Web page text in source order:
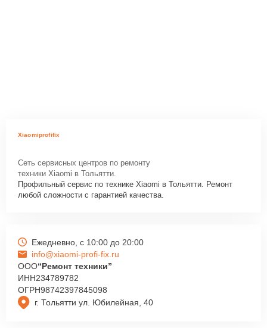
Xiaomiprofifix
Сеть сервисных центров по ремонту
техники Xiaomi в Тольятти.
Профильный сервис по технике Xiaomi в Тольятти. Ремонт
любой сложности с гарантией качества.
г. Тольятти ул. Юбилейная, 40
Ежедневно, с 10:00 до 20:00
info@xiaomi-profi-fix.ru
ООО“Ремонт техники”
ИНН234789782
ОГРН98742397845098